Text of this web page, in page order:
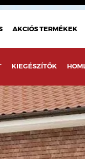
AKCIÓS TERMÉKEK
KIEGÉSZÍTŐK